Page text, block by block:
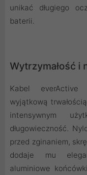
unikać długiego
baterii.
Wytrzymałość i
Kabel everActive
wyjątkową
intensywnym
długowieczność.
przed zginaniem,
dodaje mu
aluminiowe